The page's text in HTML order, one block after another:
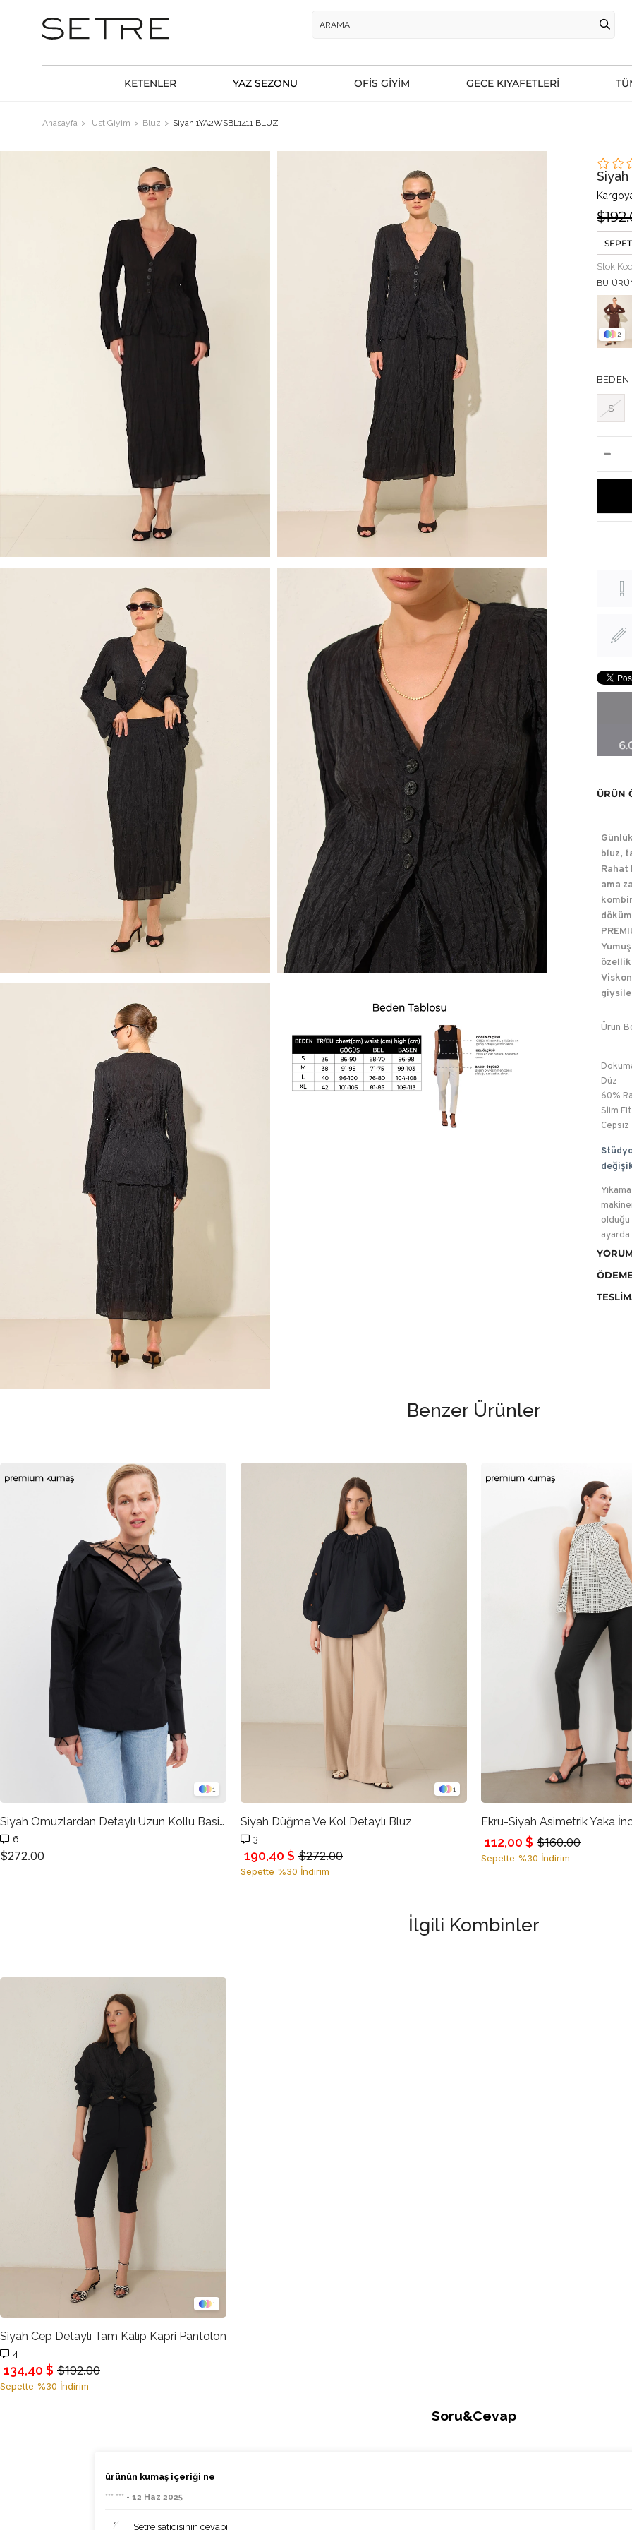
KETENLER YAZ SEZONU OFİS GİYİM GECE KIYAFETLERİ
Anasayfa Üst Giyim Bluz Siyah 1YA2WSBL1411 BLUZ
Siyah
Stok
BU
2
BEDEN
S
ÜRÜN
bluz,
Rahat
ama
Ürün
Düz
60%
Slim Fit
Cepsiz
ayarda
Benzer Ürünler
1
Siyah Omuzlardan Detaylı Uzun Kollu Basic Gömlek
6
$272.00
1
Siyah Düğme Ve Kol Detaylı Bluz
3
$272.00
190,40 $
Sepette %30 İndirim
Ekru-Siyah Asimetrik Yaka
$160.00
112,00 $
Sepette %30 İndirim
İlgili Kombinler
1
Siyah Cep Detaylı Tam Kalıp Kapri Pantolon
4
$192.00
134,40 $
Sepette %30 İndirim
Soru&Cevap
ürünün kumaş içeriği ne
*** *** - 12 Haz 2025
Setre satıcısının cevabı